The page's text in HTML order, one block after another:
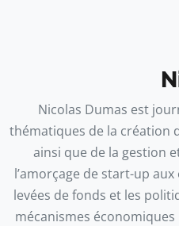
Nicolas Dumas est
thématiques de la création
ainsi que de la gestion
l’amorçage de start-up
levées de fonds et les
mécanismes